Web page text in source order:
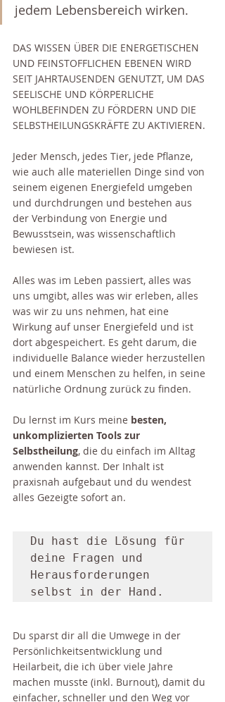
jedem Lebensbereich wirken.
DAS WISSEN ÜBER DIE ENERGETISCHEN
UND FEINSTOFFLICHEN EBENEN WIRD
SEIT JAHRTAUSENDEN GENUTZT, UM DAS
SEELISCHE UND KÖRPERLICHE
WOHLBEFINDEN ZU FÖRDERN UND DIE
SELBSTHEILUNGSKRÄFTE ZU AKTIVIEREN.
Jeder Mensch, jedes Tier, jede Pflanze,
wie auch alle materiellen Dinge sind von
seinem eigenen Energiefeld umgeben
und durchdrungen und bestehen aus
der Verbindung von Energie und
Bewusstsein, was wissenschaftlich
bewiesen ist.
Alles was im Leben passiert, alles was
uns umgibt, alles was wir erleben, alles
was wir zu uns nehmen, hat eine
Wirkung auf unser Energiefeld und ist
dort abgespeichert. Es geht darum, die
individuelle Balance wieder herzustellen
und einem Menschen zu helfen, in seine
natürliche Ordnung zurück zu finden.
Du lernst im Kurs meine besten,
unkomplizierten Tools zur
Selbstheilung, die du einfach im Alltag
anwenden kannst. Der Inhalt ist
praxisnah aufgebaut und du wendest
alles Gezeigte sofort an.
Du hast die Lösung für
deine Fragen und
Herausforderungen
selbst in der Hand.
Du sparst dir all die Umwege in der
Persönlichkeitsentwicklung und
Heilarbeit, die ich über viele Jahre
machen musste (inkl. Burnout), damit du
einfacher, schneller und den Weg vor